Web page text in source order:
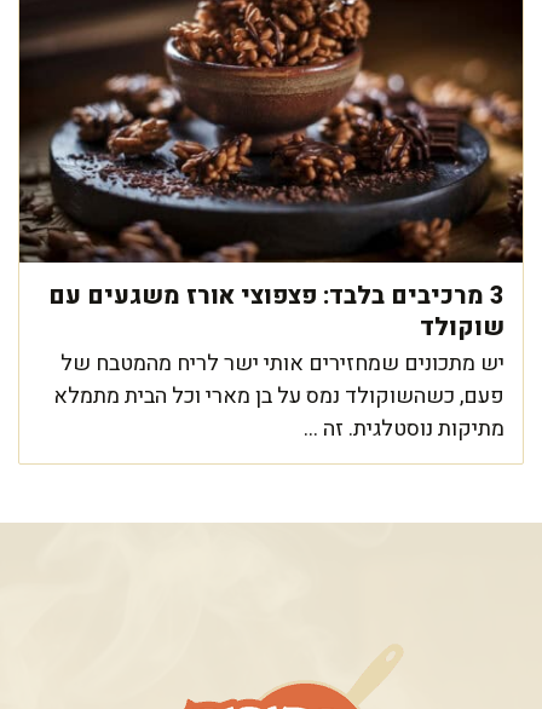
3 מרכיבים בלבד: פצפוצי אורז משגעים עם
שוקולד
יש מתכונים שמחזירים אותי ישר לריח מהמטבח של
פעם, כשהשוקולד נמס על בן מארי וכל הבית מתמלא
מתיקות נוסטלגית. זה ...